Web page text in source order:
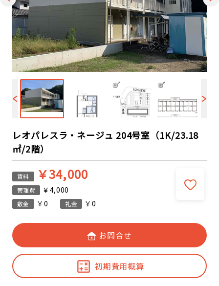
レオパレスラ・ネージュ 204号室（1K/23.18
㎡/2階）
賃料 ￥34,000
管理費 ￥4,000
敷金 ￥0 礼金 ￥0
お問合せ
初期費用概算